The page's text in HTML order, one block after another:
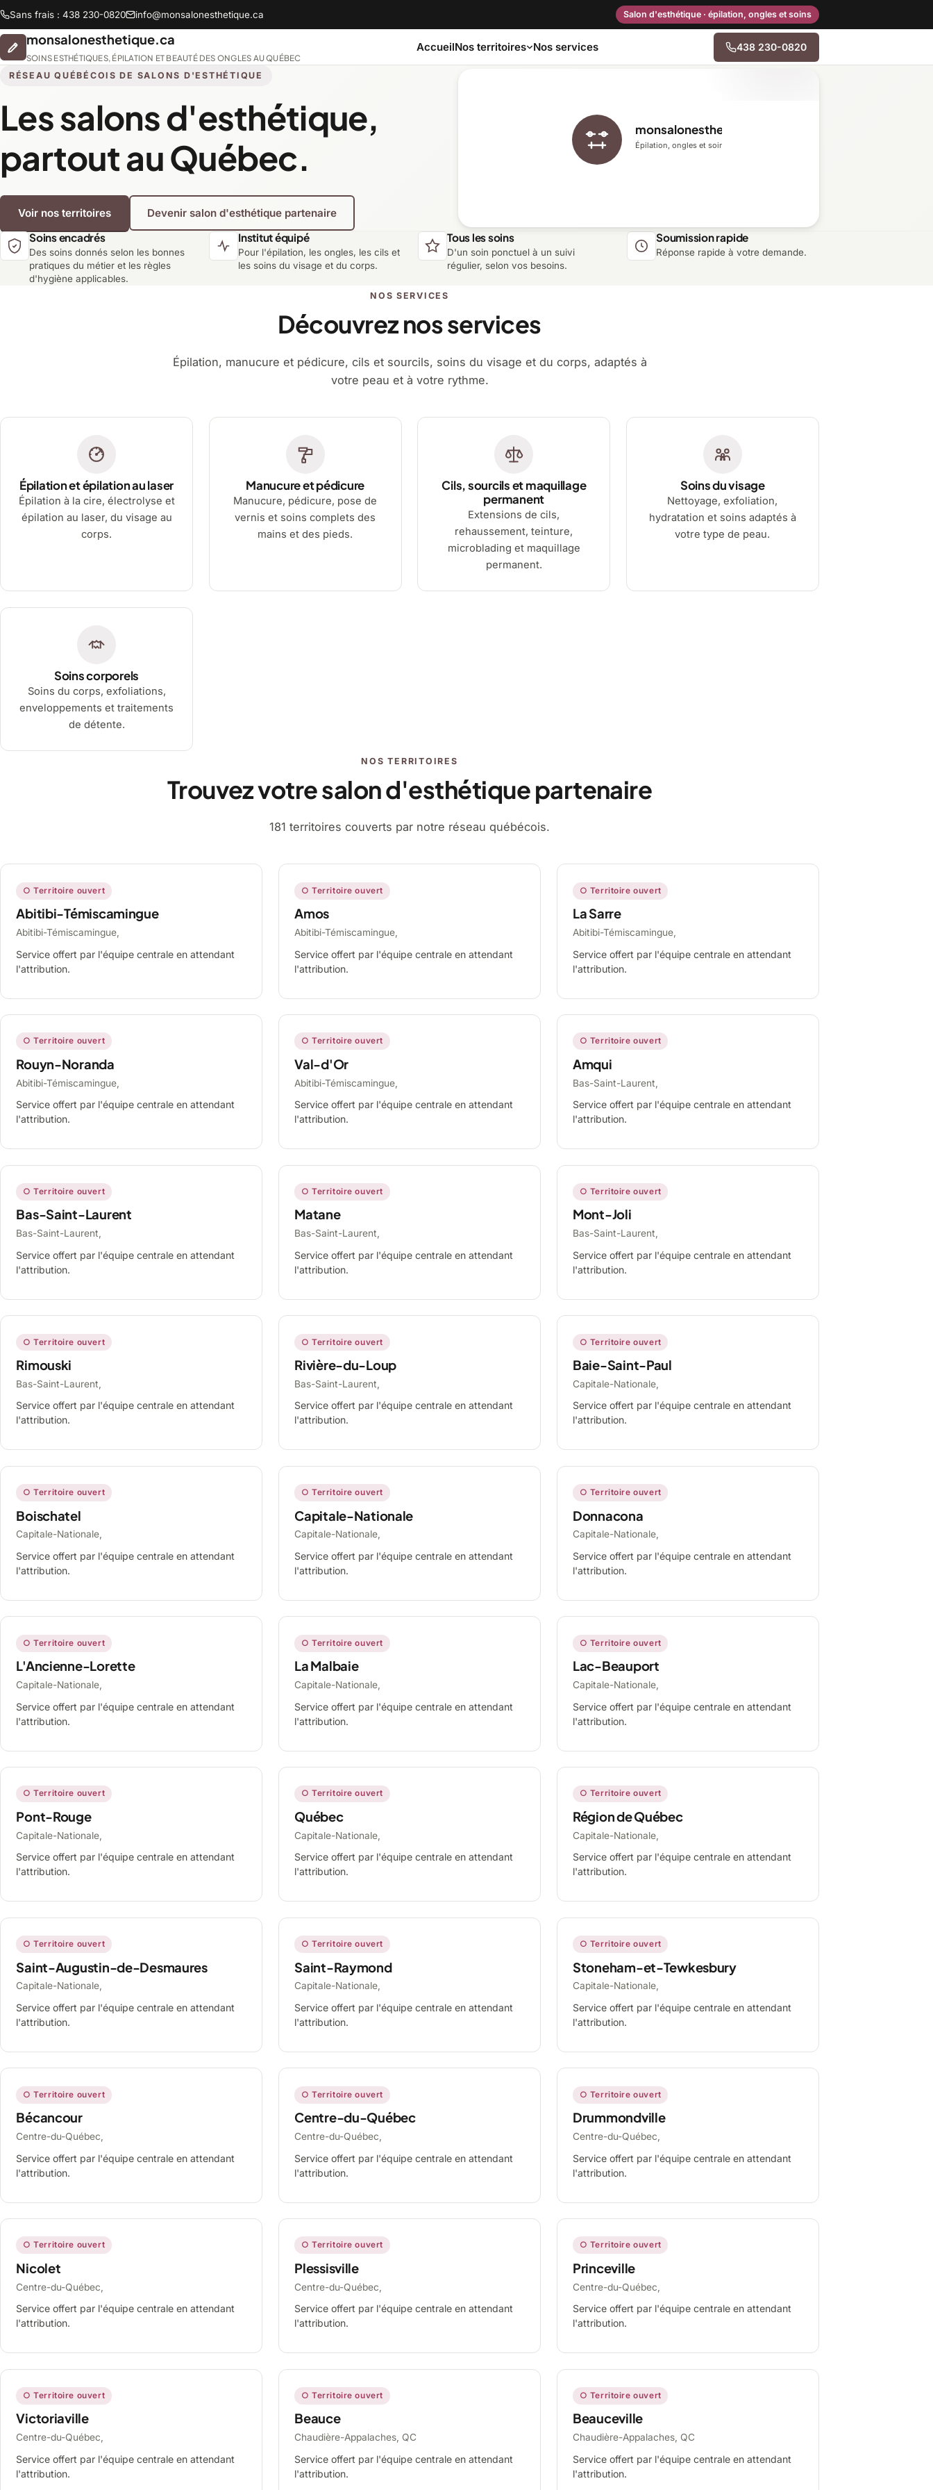
Sans frais : 438 230-0820 info@monsalonesthetique.ca Salon d'esthétique · épilation, ongles et soins
monsalonesthetique.ca
SOINS ESTHÉTIQUES, ÉPILATION ET BEAUTÉ DES ONGLES AU QUÉBEC
AccueilNos territoires
Bas-Saint-Laurent Capitale-Nationale Centre-du-Québec
Lanaudière Laurentides Laval Mauricie
Montérégie Nord-du-Québec
Nos services 438 230-0820
RÉSEAU QUÉBÉCOIS DE SALONS D'ESTHÉTIQUE
Les salons d'esthétique,
partout au Québec.
Voir nos territoires Devenir salon d'esthétique partenaire
monsalonesthetique.ca
Épilation, ongles et soins du visage
Soins encadrés
Des soins donnés selon les bonnes
pratiques du métier et les règles
d'hygiène applicables.
Institut équipé
Pour l'épilation, les ongles, les cils et
les soins du visage et du corps.
Tous les soins
D'un soin ponctuel à un suivi
régulier, selon vos besoins.
Soumission rapide
Réponse rapide à votre demande.
NOS SERVICES
Découvrez nos services
Épilation, manucure et pédicure, cils et sourcils, soins du visage et du corps, adaptés à
votre peau et à votre rythme.
Épilation et épilation au laser
Épilation à la cire, électrolyse et
épilation au laser, du visage au
corps.
Manucure et pédicure
Manucure, pédicure, pose de
vernis et soins complets des
mains et des pieds.
Cils, sourcils et maquillage
permanent
Extensions de cils,
rehaussement, teinture,
microblading et maquillage
permanent.
Soins du visage
Nettoyage, exfoliation,
hydratation et soins adaptés à
votre type de peau.
Soins corporels
Soins du corps, exfoliations,
enveloppements et traitements
de détente.
NOS TERRITOIRES
Trouvez votre salon d'esthétique partenaire
181 territoires couverts par notre réseau québécois.
○ Territoire ouvert
Abitibi-Témiscamingue
Abitibi-Témiscamingue,
Service offert par l'équipe centrale en attendant
l'attribution.
○ Territoire ouvert
Amos
Abitibi-Témiscamingue,
Service offert par l'équipe centrale en attendant
l'attribution.
○ Territoire ouvert
La Sarre
Abitibi-Témiscamingue,
Service offert par l'équipe centrale en attendant
l'attribution.
○ Territoire ouvert
Rouyn-Noranda
Abitibi-Témiscamingue,
Service offert par l'équipe centrale en attendant
l'attribution.
○ Territoire ouvert
Val-d'Or
Abitibi-Témiscamingue,
Service offert par l'équipe centrale en attendant
l'attribution.
○ Territoire ouvert
Amqui
Bas-Saint-Laurent,
Service offert par l'équipe centrale en attendant
l'attribution.
○ Territoire ouvert
Bas-Saint-Laurent
Bas-Saint-Laurent,
Service offert par l'équipe centrale en attendant
l'attribution.
○ Territoire ouvert
Matane
Bas-Saint-Laurent,
Service offert par l'équipe centrale en attendant
l'attribution.
○ Territoire ouvert
Mont-Joli
Bas-Saint-Laurent,
Service offert par l'équipe centrale en attendant
l'attribution.
○ Territoire ouvert
Rimouski
Bas-Saint-Laurent,
Service offert par l'équipe centrale en attendant
l'attribution.
○ Territoire ouvert
Rivière-du-Loup
Bas-Saint-Laurent,
Service offert par l'équipe centrale en attendant
l'attribution.
○ Territoire ouvert
Baie-Saint-Paul
Capitale-Nationale,
Service offert par l'équipe centrale en attendant
l'attribution.
○ Territoire ouvert
Boischatel
Capitale-Nationale,
Service offert par l'équipe centrale en attendant
l'attribution.
○ Territoire ouvert
Capitale-Nationale
Capitale-Nationale,
Service offert par l'équipe centrale en attendant
l'attribution.
○ Territoire ouvert
Donnacona
Capitale-Nationale,
Service offert par l'équipe centrale en attendant
l'attribution.
○ Territoire ouvert
L'Ancienne-Lorette
Capitale-Nationale,
Service offert par l'équipe centrale en attendant
l'attribution.
○ Territoire ouvert
La Malbaie
Capitale-Nationale,
Service offert par l'équipe centrale en attendant
l'attribution.
○ Territoire ouvert
Lac-Beauport
Capitale-Nationale,
Service offert par l'équipe centrale en attendant
l'attribution.
○ Territoire ouvert
Pont-Rouge
Capitale-Nationale,
Service offert par l'équipe centrale en attendant
l'attribution.
○ Territoire ouvert
Québec
Capitale-Nationale,
Service offert par l'équipe centrale en attendant
l'attribution.
○ Territoire ouvert
Région de Québec
Capitale-Nationale,
Service offert par l'équipe centrale en attendant
l'attribution.
○ Territoire ouvert
Saint-Augustin-de-Desmaures
Capitale-Nationale,
Service offert par l'équipe centrale en attendant
l'attribution.
○ Territoire ouvert
Saint-Raymond
Capitale-Nationale,
Service offert par l'équipe centrale en attendant
l'attribution.
○ Territoire ouvert
Stoneham-et-Tewkesbury
Capitale-Nationale,
Service offert par l'équipe centrale en attendant
l'attribution.
○ Territoire ouvert
Bécancour
Centre-du-Québec,
Service offert par l'équipe centrale en attendant
l'attribution.
○ Territoire ouvert
Centre-du-Québec
Centre-du-Québec,
Service offert par l'équipe centrale en attendant
l'attribution.
○ Territoire ouvert
Drummondville
Centre-du-Québec,
Service offert par l'équipe centrale en attendant
l'attribution.
○ Territoire ouvert
Nicolet
Centre-du-Québec,
Service offert par l'équipe centrale en attendant
l'attribution.
○ Territoire ouvert
Plessisville
Centre-du-Québec,
Service offert par l'équipe centrale en attendant
l'attribution.
○ Territoire ouvert
Princeville
Centre-du-Québec,
Service offert par l'équipe centrale en attendant
l'attribution.
○ Territoire ouvert
Victoriaville
Centre-du-Québec,
Service offert par l'équipe centrale en attendant
l'attribution.
○ Territoire ouvert
Beauce
Chaudière-Appalaches, QC
Service offert par l'équipe centrale en attendant
l'attribution.
○ Territoire ouvert
Beauceville
Chaudière-Appalaches, QC
Service offert par l'équipe centrale en attendant
l'attribution.